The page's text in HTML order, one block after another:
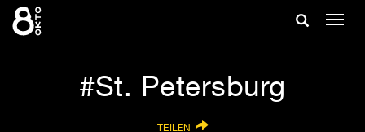
Zum
Inhalt
Suche
St. Petersburg
TEILEN